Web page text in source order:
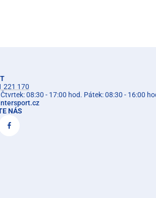
221 170
08:30 - 17:00 hod. Pátek: 08:30 - 16:00
NÁS